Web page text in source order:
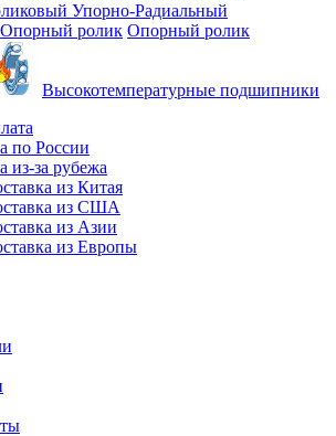
Упорно-Радиальный
Опорный ролик
Высокотемпературные подшипники
по России
из-за рубежа
из Китая
из США
из Азии
из Европы